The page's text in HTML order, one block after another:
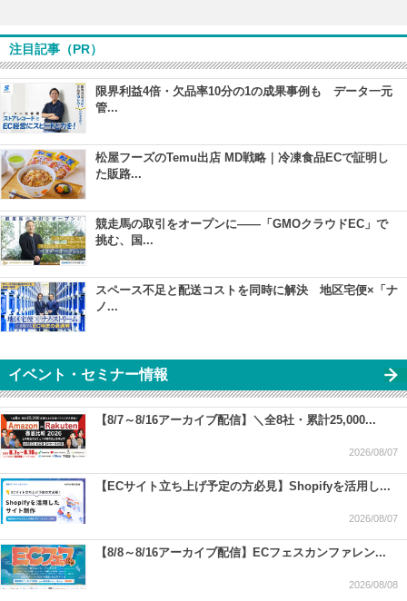
注目記事（PR）
限界利益4倍・欠品率10分の1の成果事例も データ一元
管...
松屋フーズのTemu出店 MD戦略｜冷凍食品ECで証明し
た販路...
競走馬の取引をオープンに――「GMOクラウドEC」で
挑む、国...
スペース不足と配送コストを同時に解決 地区宅便×「ナ
ノ...
イベント・セミナー情報
【8/7～8/16アーカイブ配信】＼全8社・累計25,000...
2026/08/07
【ECサイト立ち上げ予定の方必見】Shopifyを活用し...
2026/08/07
【8/8～8/16アーカイブ配信】ECフェスカンファレン...
2026/08/08